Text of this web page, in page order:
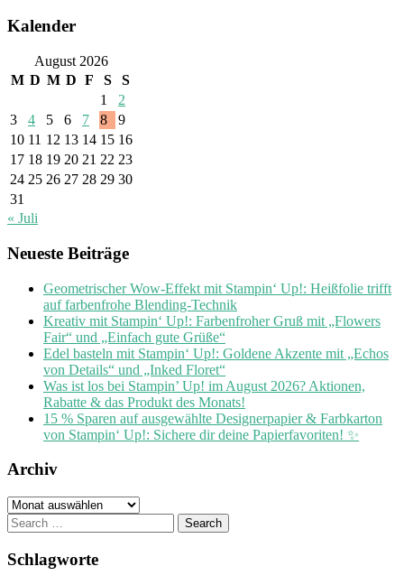
Kalender
August 2026
M D M D F S
S
1
2
3
4 5 6 7 8
9
10 11 12 13 14 15 16
17 18 19 20 21 22 23
24 25 26 27 28 29 30
31
« Juli
Neueste Beiträge
Geometrischer Wow-Effekt mit Stampin‘ Up!: Heißfolie trifft
auf farbenfrohe Blending-Technik
Kreativ mit Stampin‘ Up!: Farbenfroher Gruß mit „Flowers
Fair“ und „Einfach gute Grüße“
Edel basteln mit Stampin‘ Up!: Goldene Akzente mit „Echos
von Details“ und „Inked Floret“
Was ist los bei Stampin’ Up! im August 2026? Aktionen,
Rabatte & das Produkt des Monats!
15 % Sparen auf ausgewählte Designerpapier & Farbkarton
von Stampin‘ Up!: Sichere dir deine Papierfavoriten! ✨
Archiv
Archiv
Search
for:
Schlagworte